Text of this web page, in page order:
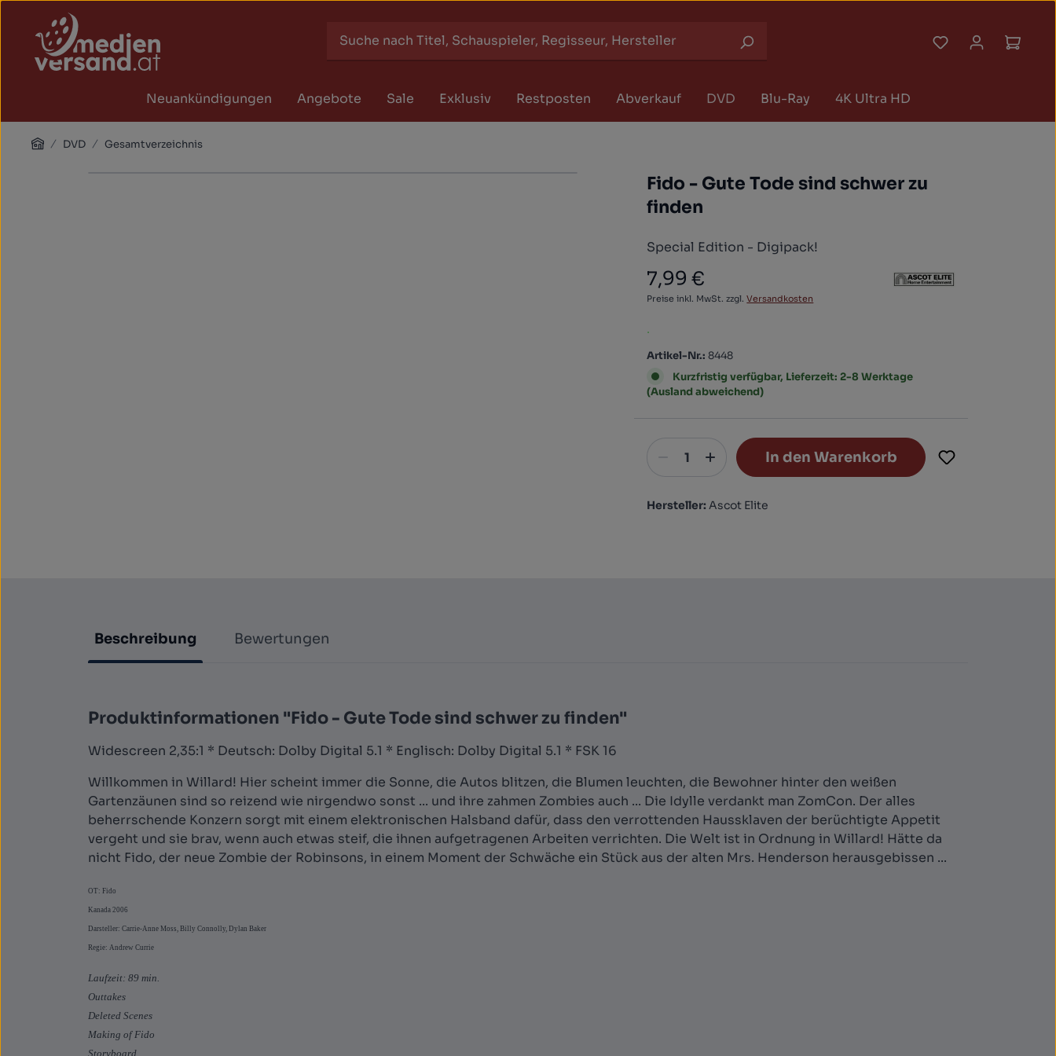
Zum Hauptinhalt springen
Zur Suche springen
Zur Hauptnavigation springen
Du hast 0
Neuankündigungen Angebote Sale Exklusiv Restposten Abverkauf DVD Blu-Ray 4K Ultra HD
HomeDVD Gesamtverzeichnis
Fido - Gute Tode sind schwer zu
finden
Special Edition - Digipack!
Regulärer Preis:
7,99 €
Preise inkl. MwSt. zzgl.Versandkosten
.
Artikel-Nr.:8448
Kurzfristig verfügbar, Lieferzeit: 2-8 Werktage
(Ausland abweichend)
In den Warenkorb
Hersteller:Ascot Elite
Beschreibung Bewertungen
Produktinformationen "Fido - Gute Tode sind schwer zu finden"
Widescreen 2,35:1 * Deutsch: Dolby Digital 5.1 * Englisch: Dolby Digital 5.1 * FSK 16
Willkommen in Willard! Hier scheint immer die Sonne, die Autos blitzen, die Blumen leuchten, die Bewohner hinter den weißen
Gartenzäunen sind so reizend wie nirgendwo sonst ... und ihre zahmen Zombies auch ... Die Idylle verdankt man ZomCon. Der alles
beherrschende Konzern sorgt mit einem elektronischen Halsband dafür, dass den verrottenden Haussklaven der berüchtigte Appetit
vergeht und sie brav, wenn auch etwas steif, die ihnen aufgetragenen Arbeiten verrichten. Die Welt ist in Ordnung in Willard! Hätte da
nicht Fido, der neue Zombie der Robinsons, in einem Moment der Schwäche ein Stück aus der alten Mrs. Henderson herausgebissen ...
OT: Fido
Kanada 2006
Darsteller: Carrie-Anne Moss, Billy Connolly, Dylan Baker
Regie: Andrew Currie
Laufzeit: 89 min.
Outtakes
Deleted Scenes
Making of Fido
Storyboard